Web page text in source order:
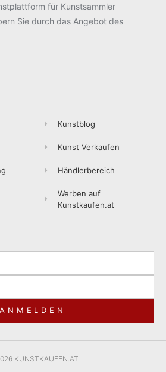
für Kunstsammler
Sie durch das Angebot des
Kunstblog
Kunst Verkaufen
Händlerbereich
Werben auf
Kunstkaufen.at
ANMELDEN
KUNSTKAUFEN.AT